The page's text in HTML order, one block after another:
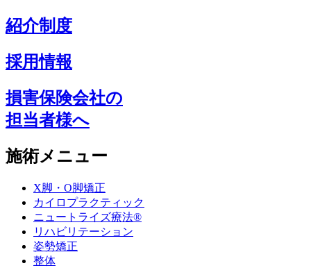
紹介制度
採用情報
損害保険会社の
担当者様へ
施術メニュー
X脚・O脚矯正
カイロプラクティック
ニュートライズ療法®
リハビリテーション
姿勢矯正
整体